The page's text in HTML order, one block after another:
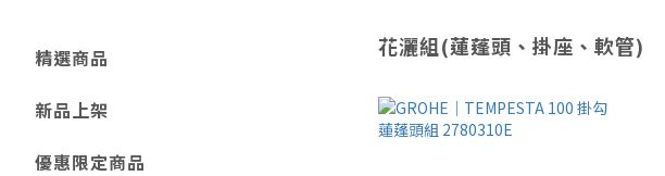
精選商品
新品上架
優惠限定商品
花灑組(蓮蓬頭、掛座、軟管)